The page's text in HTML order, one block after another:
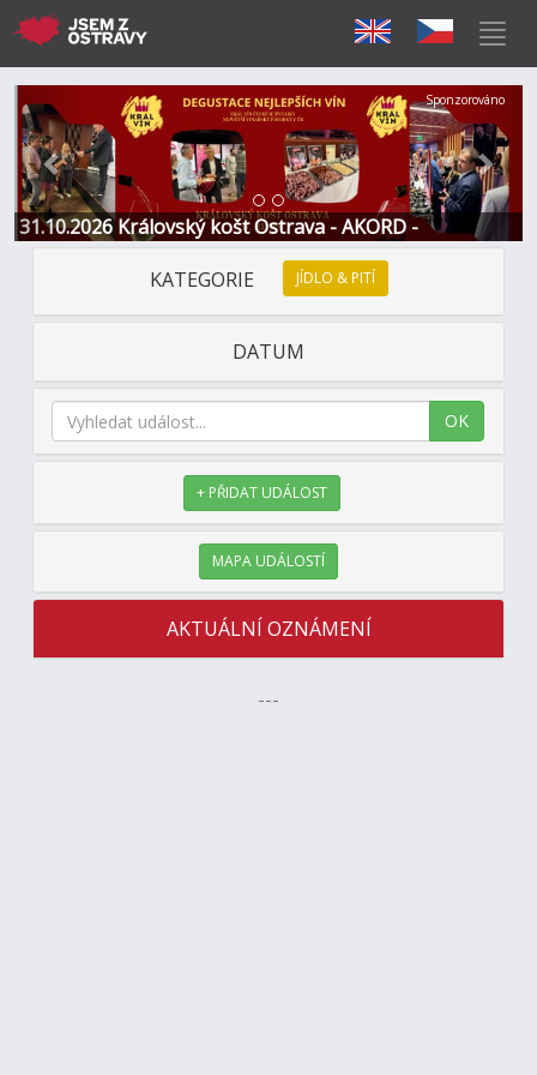
31.10.2026 Královský košt Ostrava - AKORD -
Restaurace a Hotel
Předchozí Další
Sponzorováno
KATEGORIE JÍDLO & PITÍ
DATUM
OK
+ PŘIDAT UDÁLOST
MAPA UDÁLOSTÍ
AKTUÁLNÍ OZNÁMENÍ
---